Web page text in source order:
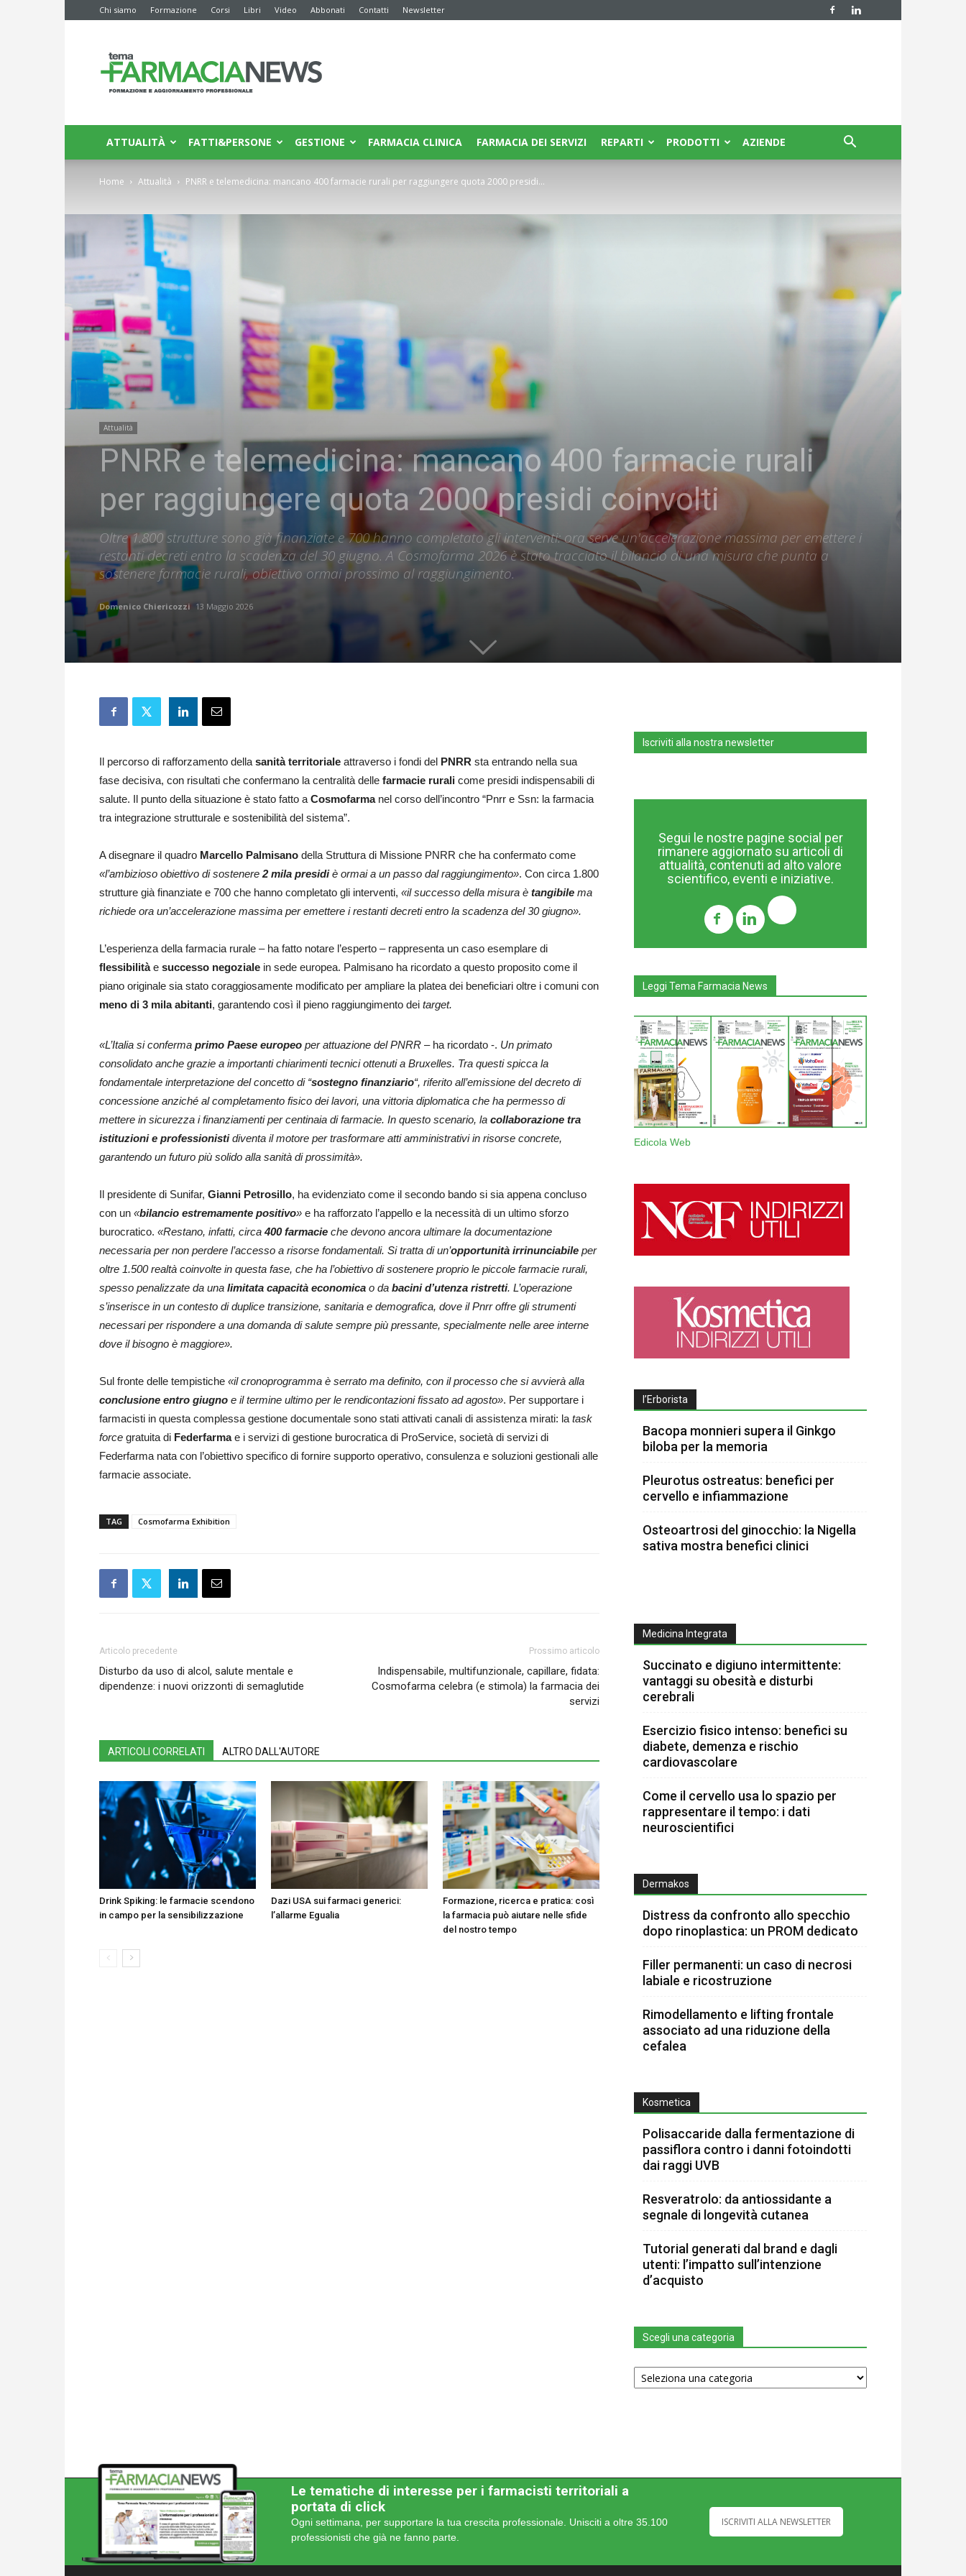
Chi siamo Formazione Corsi Libri Video Abbonati Contatti Newsletter
News
ATTUALITÀ FATTI&PERSONE GESTIONE FARMACIA CLINICA FARMACIA DEI SERVIZI REPARTI PRODOTTI AZIENDE
Home Attualità PNRR e telemedicina: mancano 400 farmacie rurali per raggiungere quota 2000 presidi...
Attualità
PNRR e telemedicina: mancano 400 farmacie rurali
per raggiungere quota 2000 presidi coinvolti
Oltre 1.800 strutture sono già finanziate e 700 hanno completato gli interventi: ora serve un'accelerazione massima per emettere i
restanti decreti entro la scadenza del 30 giugno. A Cosmofarma 2026 è stato tracciato il bilancio di una misura che punta a
sostenere farmacie rurali, obiettivo ormai prossimo al raggiungimento.
Domenico Chiericozzi 13 Maggio 2026
Il percorso di rafforzamento della sanità territoriale attraverso i fondi del PNRR sta entrando nella sua
fase decisiva, con risultati che confermano la centralità delle farmacie rurali come presidi indispensabili di
salute. Il punto della situazione è stato fatto a Cosmofarmanel corso dell’incontro “Pnrr e Ssn: la farmacia
tra integrazione strutturale e sostenibilità del sistema”.
A disegnare il quadro Marcello Palmisano della Struttura di Missione PNRR che ha confermato come
«l’ambizioso obiettivo di sostenere 2 mila presidiè ormai a un passo dal raggiungimento». Con circa 1.800
strutture già finanziate e 700 che hanno completato gli interventi, «il successo della misura è tangibile ma
richiede ora un’accelerazione massima per emettere i restanti decreti entro la scadenza del 30 giugno».
L’esperienza della farmacia rurale – ha fatto notare l’esperto – rappresenta un caso esemplare di
flessibilitàe successo negoziale in sede europea. Palmisano ha ricordato a questo proposito come il
piano originale sia stato coraggiosamente modificato per ampliare la platea dei beneficiari oltre i comuni con
meno di 3 mila abitanti, garantendo così il pieno raggiungimento dei target.
«L’Italia si conferma primo Paese europeo per attuazione del PNRR – ha ricordato -. Un primato
consolidato anche grazie a importanti chiarimenti tecnici ottenuti a Bruxelles. Tra questi spicca la
fondamentale interpretazione del concetto di “sostegno finanziario“, riferito all’emissione del decreto di
concessione anziché al completamento fisico dei lavori, una vittoria diplomatica che ha permesso di
mettere in sicurezza i finanziamenti per centinaia di farmacie. In questo scenario, la collaborazione tra
istituzioni e professionistidiventa il motore per trasformare atti amministrativi in risorse concrete,
garantendo un futuro più solido alla sanità di prossimità».
Il presidente di Sunifar, Gianni Petrosillo, ha evidenziato come il secondo bando si sia appena concluso
con un «bilancio estremamente positivo» e ha rafforzato l’appello e la necessità di un ultimo sforzo
burocratico. «Restano, infatti, circa400 farmacie che devono ancora ultimare la documentazione
necessaria per non perdere l’accesso a risorse fondamentali. Si tratta di un’opportunità irrinunciabile per
oltre 1.500 realtà coinvolte in questa fase, che ha l’obiettivo di sostenere proprio le piccole farmacie rurali,
spesso penalizzate da una limitata capacità economica o da bacini d’utenza ristretti. L’operazione
s’inserisce in un contesto di duplice transizione, sanitaria e demografica, dove il Pnrr offre gli strumenti
necessari per rispondere a una domanda di salute sempre più pressante, specialmente nelle aree interne
dove il bisogno è maggiore».
Sul fronte delle tempistiche «il cronoprogramma è serrato ma definito, con il processo che si avvierà alla
conclusione entro giugno e il termine ultimo per le rendicontazioni fissato ad agosto». Per supportare i
farmacisti in questa complessa gestione documentale sono stati attivati canali di assistenza mirati: la task
force gratuita di Federfarmae i servizi di gestione burocratica di ProService, società di servizi di
Federfarma nata con l’obiettivo specifico di fornire supporto operativo, consulenza e soluzioni gestionali alle
farmacie associate.
TAG Cosmofarma Exhibition
Articolo precedente
Disturbo da uso di alcol, salute mentale e
dipendenze: i nuovi orizzonti di semaglutide
Prossimo articolo
Indispensabile, multifunzionale, capillare, fidata:
Cosmofarma celebra (e stimola) la farmacia dei
servizi
ARTICOLI CORRELATI ALTRO DALL'AUTORE
Drink Spiking: le farmacie scendono
in campo per la sensibilizzazione
Dazi USA sui farmaci generici:
l’allarme Egualia
Formazione, ricerca e pratica: così
la farmacia può aiutare nelle sfide
del nostro tempo
Iscriviti alla nostra newsletter
Segui le nostre pagine social per
rimanere aggiornato su articoli di
attualità, contenuti ad alto valore
scientifico, eventi e iniziative.
Leggi Tema Farmacia News
Edicola Web
l’Erborista
Bacopa monnieri supera il Ginkgo
biloba per la memoria
Pleurotus ostreatus: benefici per
cervello e infiammazione
Osteoartrosi del ginocchio: la Nigella
sativa mostra benefici clinici
Medicina Integrata
Succinato e digiuno intermittente:
vantaggi su obesità e disturbi
cerebrali
Esercizio fisico intenso: benefici su
diabete, demenza e rischio
cardiovascolare
Come il cervello usa lo spazio per
rappresentare il tempo: i dati
neuroscientifici
Dermakos
Distress da confronto allo specchio
dopo rinoplastica: un PROM dedicato
Filler permanenti: un caso di necrosi
labiale e ricostruzione
Rimodellamento e lifting frontale
associato ad una riduzione della
cefalea
Kosmetica
Polisaccaride dalla fermentazione di
passiflora contro i danni fotoindotti
dai raggi UVB
Resveratrolo: da antiossidante a
segnale di longevità cutanea
Tutorial generati dal brand e dagli
utenti: l’impatto sull’intenzione
d’acquisto
Scegli una categoria
Scegli
una
Le tematiche di interesse per i farmacisti territoriali a
portata di click
Ogni settimana, per supportare la tua crescita professionale. Unisciti a oltre 35.100
professionisti che già ne fanno parte.
ISCRIVITI ALLA NEWSLETTER